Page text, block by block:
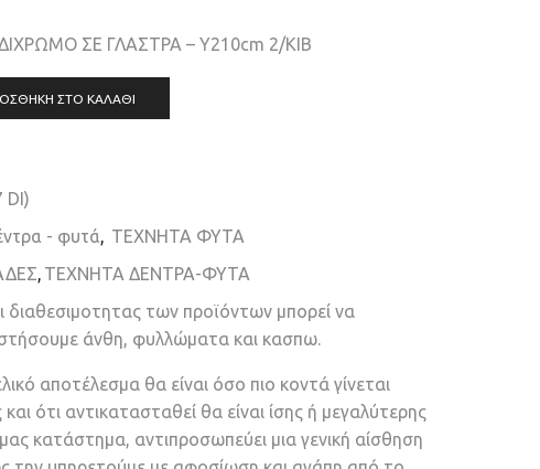
ΣΕ ΓΛΑΣΤΡΑ – Y210cm 2/KIB
ΣΤΟ ΚΑΛΆΘΙ
DI)
- φυτά, ΤΕΧΝΗΤΑ ΦΥΤΑ
, ΤΕΧΝΗΤΑ ΔΕΝΤΡΑ-ΦΥΤΑ
διαθεσιμοτητας των προϊόντων μπορεί να
άνθη, φυλλώματα και κασπω.
αποτέλεσμα θα είναι όσο πιο κοντά γίνεται
ότι αντικατασταθεί θα είναι ίσης ή μεγαλύτερης
κατάστημα, αντιπροσωπεύει μια γενική αίσθηση